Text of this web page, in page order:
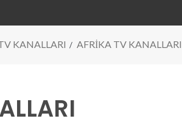
KANALLARI AFRİKA TV KANALLARI